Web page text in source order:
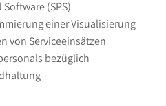
(SPS)
einer Visualisierung
von Serviceeinsätzen
bezüglich